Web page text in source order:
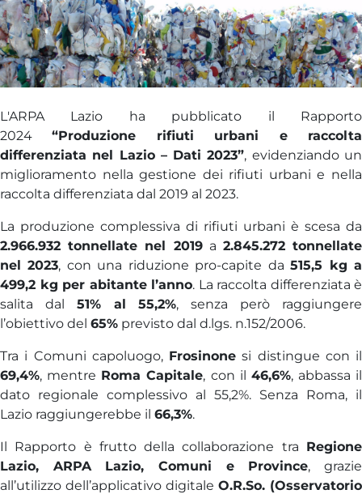
L'ARPA Lazio ha pubblicato il Rapporto
2024“Produzione rifiuti urbani e raccolta
differenziata nel Lazio – Dati 2023”, evidenziando un
miglioramento nella gestione dei rifiuti urbani e nella
raccolta differenziata dal 2019 al 2023.
La produzione complessiva di rifiuti urbani è scesa da
2.966.932 tonnellate nel 2019a 2.845.272 tonnellate
nel 2023, con una riduzione pro-capite da515,5 kg a
499,2 kg per abitante l’anno. La raccolta differenziata è
salita dal 51% al 55,2%, senza però raggiungere
l’obiettivo del 65% previsto dal d.lgs. n.152/2006.
Tra i Comuni capoluogo, Frosinone si distingue con il
69,4%, mentre Roma Capitale, con il 46,6%, abbassa il
dato regionale complessivo al 55,2%. Senza Roma, il
Lazio raggiungerebbe il 66,3%.
Il Rapporto è frutto della collaborazione tra Regione
Lazio, ARPA Lazio, Comuni e Province, grazie
all’utilizzo dell’applicativo digitale O.R.So. (Osservatorio